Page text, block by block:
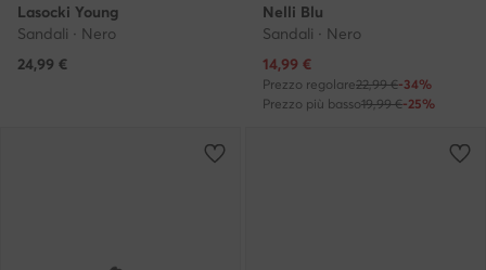
Lasocki Young
Sandali · Nero
24,99 €
Nelli Blu
Sandali · Nero
Prezzo attuale
14,99 €
Prezzo regolare22,99 €-34%
Prezzo più basso19,99 €-25%